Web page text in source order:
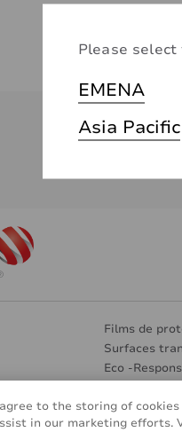
Please
EMENA
Asia Pacific
Films de
Surfaces
Eco -
À propos
to the storing of
in our marketing efforts.